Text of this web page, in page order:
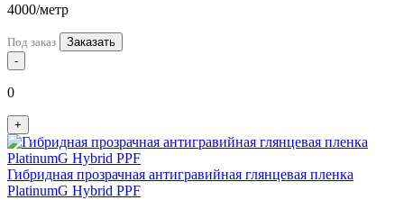
4000/метр
Под заказ
Заказать
-
0
+
Гибридная прозрачная антигравийная глянцевая пленка
PlatinumG Hybrid PPF